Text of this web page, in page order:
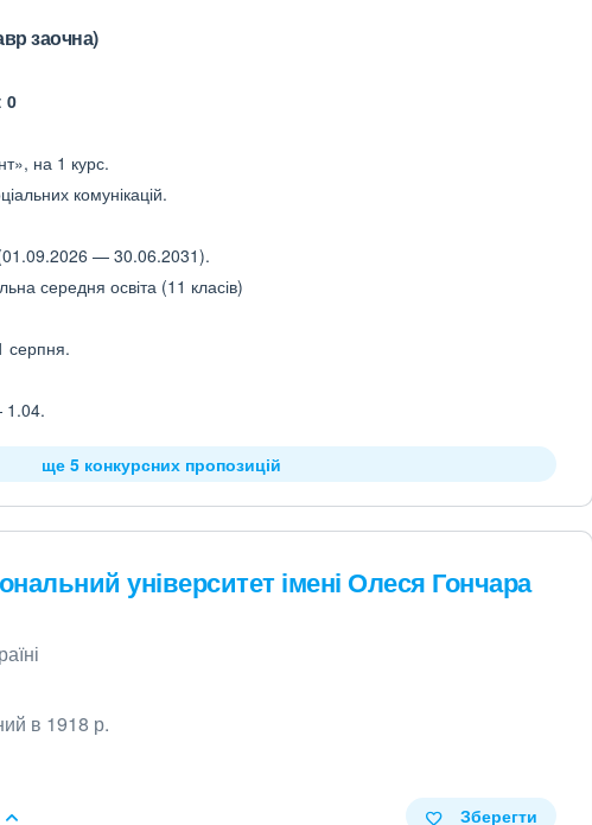
заочна)
0
на 1 курс.
комунікацій.
— 30.06.2031).
середня освіта (11 класів)
серпня.
1.04.
ще 5 конкурсних пропозицій
університет імені Олеся Гончара
в 1918 р.
Зберегти